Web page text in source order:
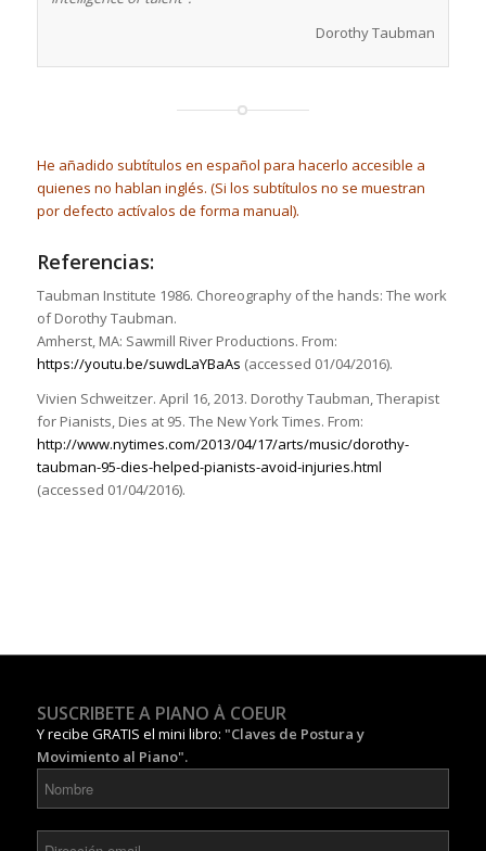
Dorothy Taubman
He añadido subtítulos en español para hacerlo accesible a
quienes no hablan inglés. (Si los subtítulos no se muestran
por defecto actívalos de forma manual).
Referencias:
Taubman Institute 1986. Choreography of the hands: The work
of Dorothy Taubman.
Amherst, MA: Sawmill River Productions. From:
https://youtu.be/suwdLaYBaAs (accessed 01/04/2016).
Vivien Schweitzer. April 16, 2013. Dorothy Taubman, Therapist
for Pianists, Dies at 95. The New York Times. From:
http://www.nytimes.com/2013/04/17/arts/music/dorothy-
taubman-95-dies-helped-pianists-avoid-injuries.html
(accessed 01/04/2016).
SUSCRIBETE A PIANO À COEUR
Y recibe GRATIS el mini libro: "Claves de Postura y
Movimiento al Piano".